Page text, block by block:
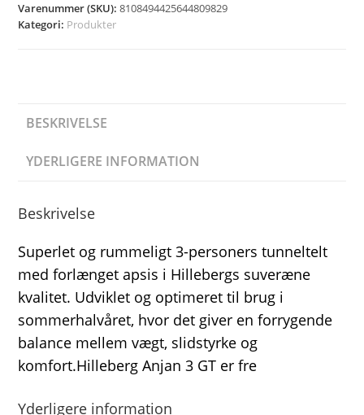
Varenummer (SKU):8108494425644809829
Kategori: Produkter
BESKRIVELSE
YDERLIGERE INFORMATION
Beskrivelse
Superlet og rummeligt 3-personers tunneltelt
med forlænget apsis i Hillebergs suveræne
kvalitet. Udviklet og optimeret til brug i
sommerhalvåret, hvor det giver en forrygende
balance mellem vægt, slidstyrke og
komfort.Hilleberg Anjan 3 GT er fre
Yderligere information